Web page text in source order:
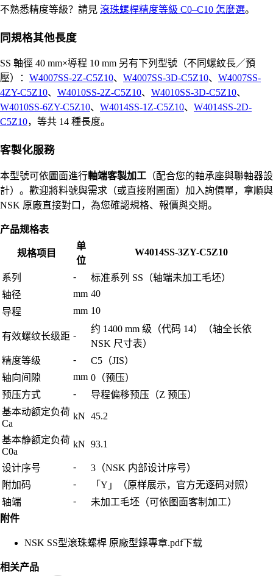
不熟悉精度等級？請見 滾珠螺桿精度等級 C0–C10 怎麼選。
同規格其他長度
SS 軸徑 40 mm×導程 10 mm 另有下列型號（不同螺紋長／預
壓）： W4007SS-2Z-C5Z10、 W4007SS-3D-C5Z10、 W4007SS-
4ZY-C5Z10、 W4010SS-2Z-C5Z10、 W4010SS-3D-C5Z10、
W4010SS-6ZY-C5Z10、 W4014SS-1Z-C5Z10、 W4014SS-2D-
C5Z10，等共 14 種長度。
客製化服務
本型號可依圖面進行軸端客製加工 （配合您的軸承座與聯軸器設
計）。歡迎將料號與需求（或直接附圖面）加入詢價單，拿順與
NSK 原廠直接對口，為您確認規格、報價與交期。
产品规格表
规格项目
单
位
W4014SS-3ZY-C5Z10
系列 -
标准系列 SS（轴端未加工毛坯）
轴径
mm 40
导程
mm 10
有效螺纹长级距 -
约 1400 mm 级（代码 14）（轴全长依
NSK 尺寸表）
精度等级
-
C5（JIS）
轴向间隙
mm 0（预压）
预压方式
-
导程偏移预压（Z 预压）
基本动额定负荷
Ca
kN 45.2
基本静额定负荷
C0a
kN 93.1
设计序号 -
3（NSK 内部设计序号）
附加码
-
「Y」（原样展示，官方无逐码对照）
轴端
-
未加工毛坯（可依图面客制加工）
附件
NSK SS型滾珠螺桿 原廠型錄專章.pdf下载
相关产品